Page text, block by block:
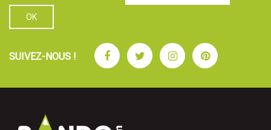
SUIVEZ-NOUS ! FacebookTwitterInstagramPinterest